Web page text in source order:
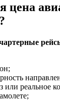
цена
или реальное